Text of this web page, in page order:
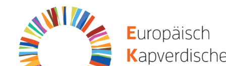
Direkt zum Inhalt